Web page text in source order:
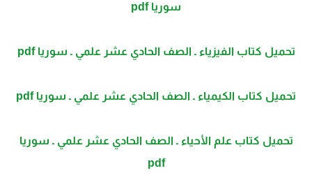
سوريا pdf
تحمیل كتاب الفیزیاء ـ الصف الحادي عشر علمي ـ سوريا pdf
تحمیل كتاب الكیمیاء ـ الصف الحادي عشر علمي ـ سوریا pdf
تحمیل كتاب علم الأحیاء ـ الصف الحادي عشر علمي ـ سوریا
pdf